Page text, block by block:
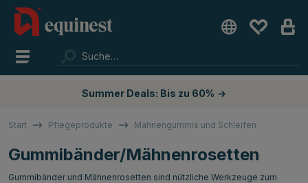
Summer Deals: Bis zu 60% →
Start Pflegeprodukte Mähnengummis und Schleifen
Gummibänder/Mähnenrosetten
Gummibänder und Mähnenrosetten sind nützliche Werkzeuge zum